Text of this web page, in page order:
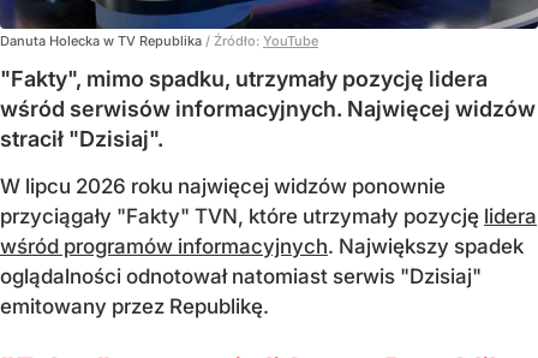
Danuta Holecka w TV Republika / Źródło: YouTube
"Fakty", mimo spadku, utrzymały pozycję lidera
wśród serwisów informacyjnych. Najwięcej widzów
stracił "Dzisiaj".
W lipcu 2026 roku najwięcej widzów ponownie
przyciągały "Fakty" TVN, które utrzymały pozycję lidera
wśród programów informacyjnych. Największy spadek
oglądalności odnotował natomiast serwis "Dzisiaj"
emitowany przez Republikę.